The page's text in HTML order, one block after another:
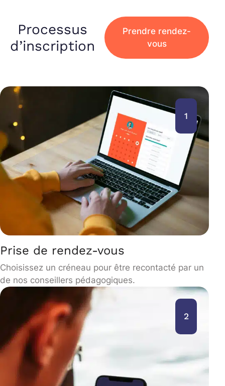
Processus
d’inscription
Prendre rendez-
vous
1
Prise de rendez-vous
Choisissez un créneau pour être recontacté par un
de nos conseillers pédagogiques.
2